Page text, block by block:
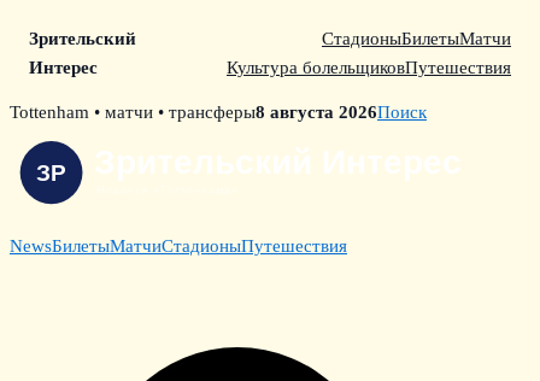
Зрительский
Интерес
СтадионыБилетыМатчи
Культура болельщиковПутешествия
Skip
content
Tottenham • матчи • трансферы8 августа 2026Поиск
NewsБилетыМатчиСтадионыПутешествия